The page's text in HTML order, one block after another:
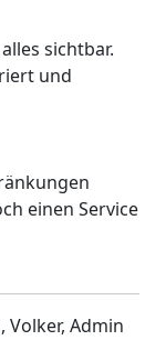
sichtbar.
und
einen Service
Volker, Admin